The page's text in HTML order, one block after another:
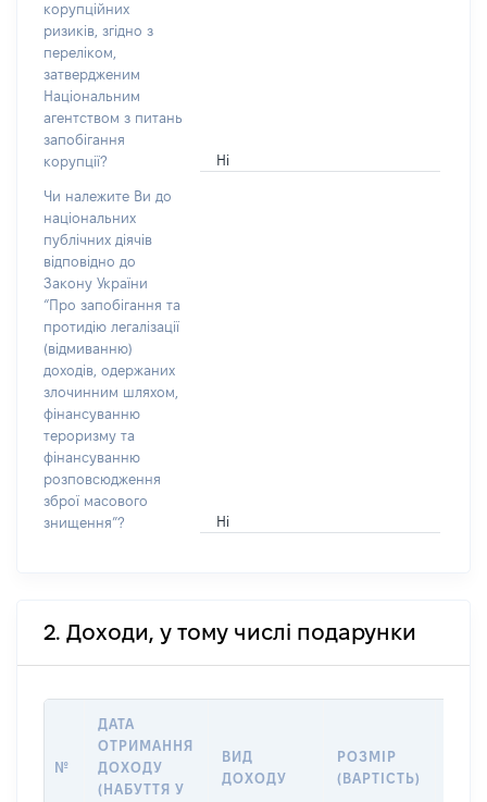
корупційних
ризиків, згідно з
переліком,
затвердженим
Національним
агентством з питань
запобігання
корупції?
Ні
Чи належите Ви до
національних
публічних діячів
відповідно до
Закону України
“Про запобігання та
протидію легалізації
(відмиванню)
доходів, одержаних
злочинним шляхом,
фінансуванню
тероризму та
фінансуванню
розповсюдження
зброї масового
знищення”?
Ні
2. Доходи, у тому числі подарунки
№
ДАТА
ОТРИМАННЯ
ДОХОДУ
(НАБУТТЯ У
ВИД
ДОХОДУ
РОЗМІР
(ВАРТІСТЬ)